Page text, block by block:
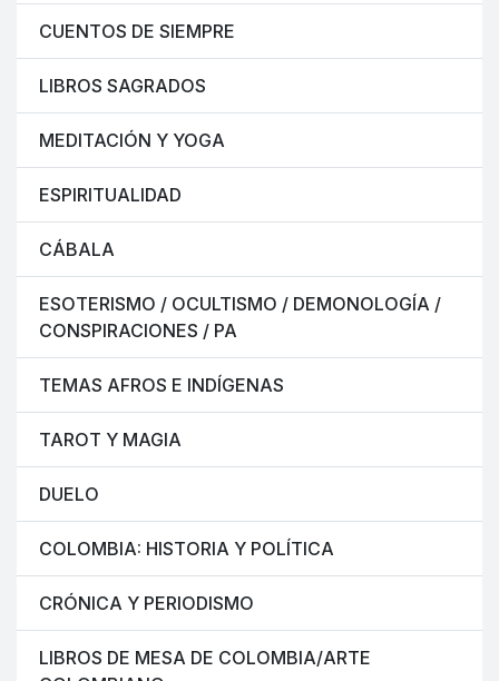
CUENTOS DE SIEMPRE
LIBROS SAGRADOS
MEDITACIÓN Y YOGA
ESPIRITUALIDAD
CÁBALA
ESOTERISMO / OCULTISMO / DEMONOLOGÍA /
CONSPIRACIONES / PA
TEMAS AFROS E INDÍGENAS
TAROT Y MAGIA
DUELO
COLOMBIA: HISTORIA Y POLÍTICA
CRÓNICA Y PERIODISMO
LIBROS DE MESA DE COLOMBIA/ARTE